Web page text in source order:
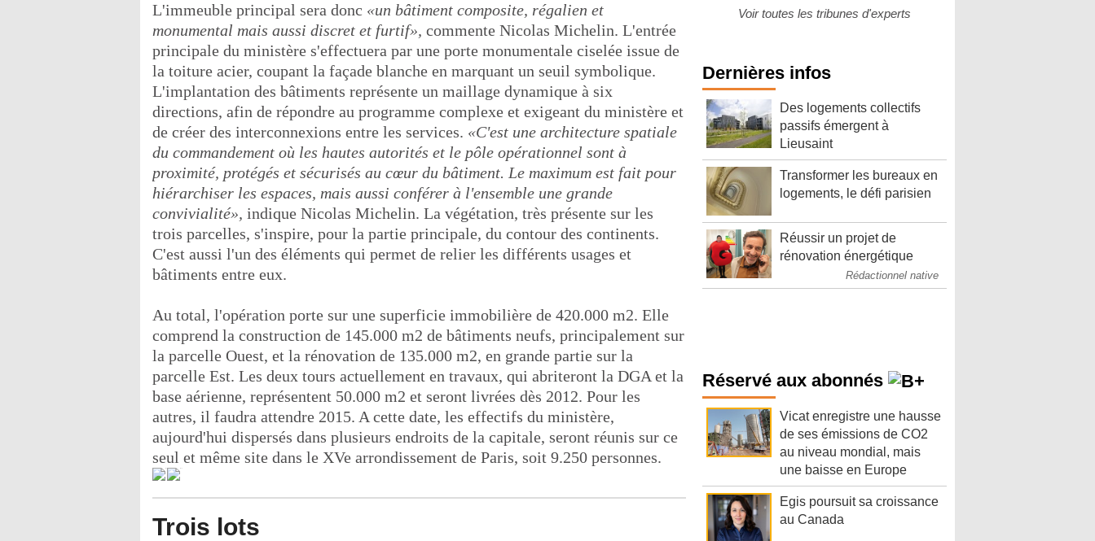
L'immeuble principal sera donc «un bâtiment composite, régalien et
monumental mais aussi discret et furtif», commente Nicolas Michelin. L'entrée
principale du ministère s'effectuera par une porte monumentale ciselée issue de
la toiture acier, coupant la façade blanche en marquant un seuil symbolique.
L'implantation des bâtiments représente un maillage dynamique à six
directions, afin de répondre au programme complexe et exigeant du ministère et
de créer des interconnexions entre les services. «C'est une architecture spatiale
du commandement où les hautes autorités et le pôle opérationnel sont à
proximité, protégés et sécurisés au cœur du bâtiment. Le maximum est fait pour
hiérarchiser les espaces, mais aussi conférer à l'ensemble une grande
convivialité», indique Nicolas Michelin. La végétation, très présente sur les
trois parcelles, s'inspire, pour la partie principale, du contour des continents.
C'est aussi l'un des éléments qui permet de relier les différents usages et
bâtiments entre eux.
Au total, l'opération porte sur une superficie immobilière de 420.000 m2. Elle
comprend la construction de 145.000 m2 de bâtiments neufs, principalement sur
la parcelle Ouest, et la rénovation de 135.000 m2, en grande partie sur la
parcelle Est. Les deux tours actuellement en travaux, qui abriteront la DGA et la
base aérienne, représentent 50.000 m2 et seront livrées dès 2012. Pour les
autres, il faudra attendre 2015. A cette date, les effectifs du ministère,
aujourd'hui dispersés dans plusieurs endroits de la capitale, seront réunis sur ce
seul et même site dans le XVe arrondissement de Paris, soit 9.250 personnes.
Trois lots
Voir toutes les tribunes d'experts
Dernières infos
Des logements collectifs
passifs émergent à
Lieusaint
Transformer les bureaux en
logements, le défi parisien
Réussir un projet de
rénovation énergétique
Rédactionnel native
Réservé aux abonnés
Vicat enregistre une hausse
de ses émissions de CO2
au niveau mondial, mais
une baisse en Europe
Egis poursuit sa croissance
au Canada